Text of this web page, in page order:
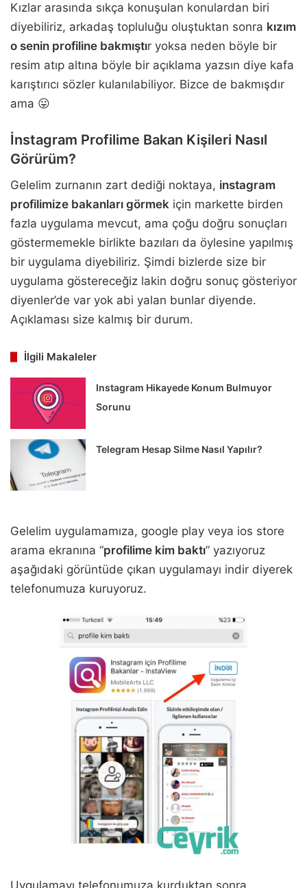
Kızlar arasında sıkça konuşulan konulardan biri
diyebiliriz, arkadaş topluluğu oluştuktan sonra kızım
o senin profiline bakmıştır yoksa neden böyle bir
resim atıp altına böyle bir açıklama yazsın diye kafa
karıştırıcı sözler kulanılabiliyor. Bizce de bakmışdır
ama 😛
İnstagram Profilime Bakan Kişileri Nasıl
Görürüm?
Gelelim zurnanın zart dediği noktaya, instagram
profilimize bakanları görmek için markette birden
fazla uygulama mevcut, ama çoğu doğru sonuçları
göstermemekle birlikte bazıları da öylesine yapılmış
bir uygulama diyebiliriz. Şimdi bizlerde size bir
uygulama göstereceğiz lakin doğru sonuç gösteriyor
diyenler’de var yok abi yalan bunlar diyende.
Açıklaması size kalmış bir durum.
İlgili Makaleler
Instagram Hikayede Konum Bulmuyor
Sorunu
Telegram Hesap Silme Nasıl Yapılır?
Gelelim uygulamamıza, google play veya ios store
arama ekranına “profilime kim baktı” yazıyoruz
aşağıdaki görüntüde çıkan uygulamayı indir diyerek
telefonumuza kuruyoruz.
Uygulamayı telefonumuza kurduktan sonra,